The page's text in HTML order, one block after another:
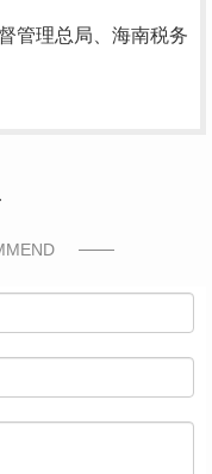
管理总局、海南税务